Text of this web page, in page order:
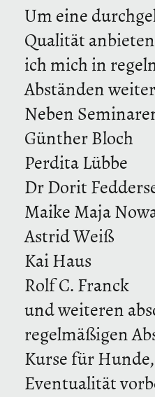
Um eine
Qualität
ich mich in
Abständen
Neben
Günther Bloch
Perdita Lübbe
Dr Dorit
Maike Maja
Astrid Weiß
Kai Haus
Rolf C. Franck
und weiteren
regelmäßigen
Kurse für
Eventualität